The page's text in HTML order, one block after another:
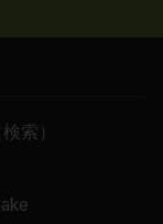
索）